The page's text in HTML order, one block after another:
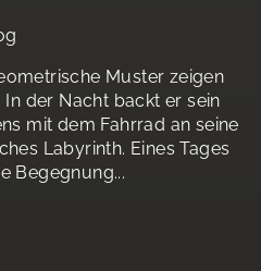
Muster zeigen
der Nacht backt er sein
mit dem Fahrrad an seine
Labyrinth. Eines Tages
Begegnung...